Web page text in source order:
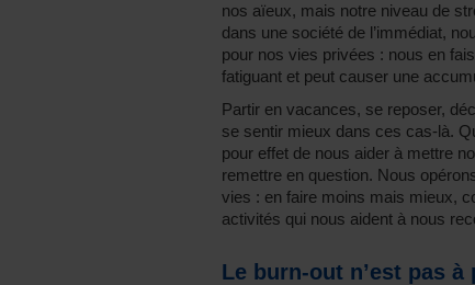
nos aïeux, mais notre niveau de
dans une société de l’immédiat,
pour nos vies privées : nous en
fatiguant et peut causer une
Partir en vacances, se reposer,
se sentir mieux dans ces cas-là.
pour effet de nous aider à mettre
remettre en question. Nous
vies : en faire moins mais mieux,
activités qui nous aident à nous
Le burn-out n’est pas à